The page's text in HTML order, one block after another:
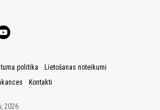
politika
Lietošanas noteikumi
Kontakti
2026